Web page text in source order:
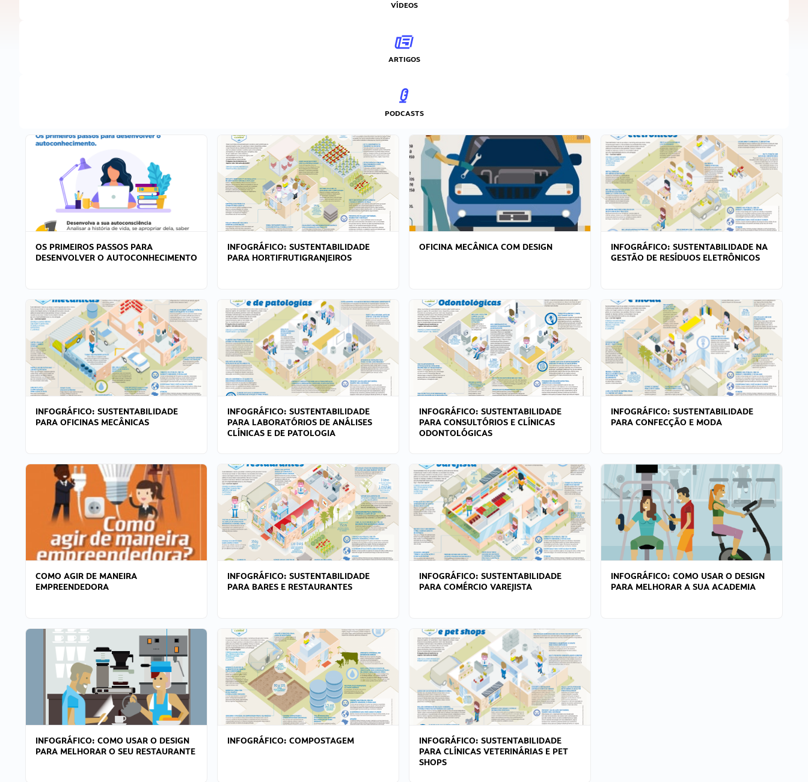
VÍDEOS
ARTIGOS
PODCASTS
OS PRIMEIROS PASSOS PARA
DESENVOLVER O AUTOCONHECIMENTO
INFOGRÁFICO: SUSTENTABILIDADE
PARA HORTIFRUTIGRANJEIROS
OFICINA MECÂNICA COM DESIGN
INFOGRÁFICO: SUSTENTABILIDADE NA
GESTÃO DE RESÍDUOS ELETRÔNICOS
INFOGRÁFICO: SUSTENTABILIDADE
PARA OFICINAS MECÂNICAS
INFOGRÁFICO: SUSTENTABILIDADE
PARA LABORATÓRIOS DE ANÁLISES
CLÍNICAS E DE PATOLOGIA
INFOGRÁFICO: SUSTENTABILIDADE
PARA CONSULTÓRIOS E CLÍNICAS
ODONTOLÓGICAS
INFOGRÁFICO: SUSTENTABILIDADE
PARA CONFECÇÃO E MODA
COMO AGIR DE MANEIRA
EMPREENDEDORA
INFOGRÁFICO: SUSTENTABILIDADE
PARA BARES E RESTAURANTES
INFOGRÁFICO: SUSTENTABILIDADE
PARA COMÉRCIO VAREJISTA
INFOGRÁFICO: COMO USAR O DESIGN
PARA MELHORAR A SUA ACADEMIA
INFOGRÁFICO: COMO USAR O DESIGN
PARA MELHORAR O SEU RESTAURANTE
INFOGRÁFICO: COMPOSTAGEM
INFOGRÁFICO: SUSTENTABILIDADE
PARA CLÍNICAS VETERINÁRIAS E PET
SHOPS